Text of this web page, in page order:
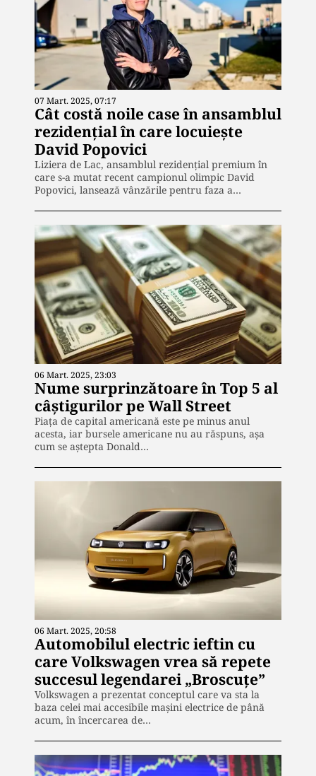
07 Mart. 2025, 07:17
Cât costă noile case în ansamblul
rezidenţial în care locuieşte
David Popovici
Liziera de Lac, ansamblul rezidențial premium în
care s-a mutat recent campionul olimpic David
Popovici, lansează vânzările pentru faza a…
06 Mart. 2025, 23:03
Nume surprinzătoare în Top 5 al
câştigurilor pe Wall Street
Piața de capital americană este pe minus anul
acesta, iar bursele americane nu au răspuns, așa
cum se aştepta Donald…
06 Mart. 2025, 20:58
Automobilul electric ieftin cu
care Volkswagen vrea să repete
succesul legendarei „Broscuţe”
Volkswagen a prezentat conceptul care va sta la
baza celei mai accesibile maşini electrice de până
acum, în încercarea de…